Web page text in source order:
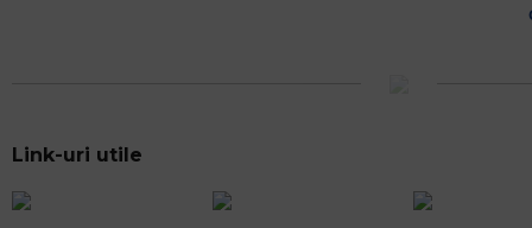
Link-uri utile